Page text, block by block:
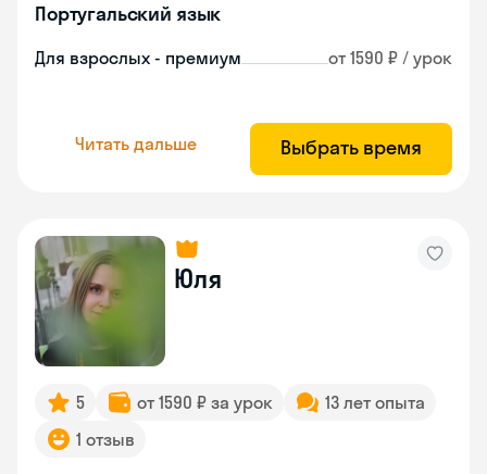
Португальский язык
Для взрослых - премиум от 1590 ₽ / урок
Читать дальше Выбрать время
Юля
5 от 1590 ₽ за урок
13 лет опыта
1 отзыв